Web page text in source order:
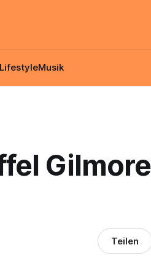
LifestyleMusik
Gilmore
Teilen